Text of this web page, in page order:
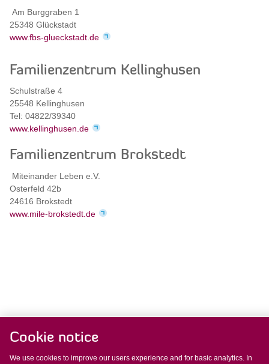
Am Burggraben 1
25348 Glückstadt
www.fbs-glueckstadt.de
Familienzentrum Kellinghusen
Schulstraße 4
25548 Kellinghusen
Tel: 04822/39340
www.kellinghusen.de
Familienzentrum Brokstedt
Miteinander Leben e.V.
Osterfeld 42b
24616 Brokstedt
www.mile-brokstedt.de
Kreis Steinburg · Amt für Jugend, Familie und Sport ·
Viktoriastraße 16-18 · 25524 Itzehoe · Telefon: 04821/69-558 ·
Fax: 04821/699-558 · E-Mail:wir-unterstuetzen-
Cookie notice
We use cookies to improve our users experience and for basic analytics. In